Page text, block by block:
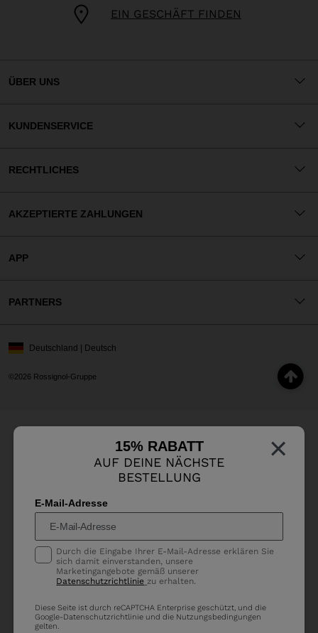
×
15% RABATT
AUF DEINE NÄCHSTE
BESTELLUNG
E-Mail-Adresse
Durch die Eingabe Ihrer E-Mail-Adresse erklären Sie
sich damit einverstanden, unsere
Marketingangebote gemäß unserer
Datenschutzrichtlinie zu erhalten.
Diese Seite ist durch reCAPTCHA Enterprise geschützt, und die
Google-Datenschutzrichtlinie und die Nutzungsbedingungen
gelten.
EIN GESCHÄFT FINDEN
ÜBER UNS
KUNDENSERVICE
RECHTLICHES
AKZEPTIERTE ZAHLUNGEN
APP
PARTNERS
©2026 Rossignol-Gruppe
Deutschland | Deutsch